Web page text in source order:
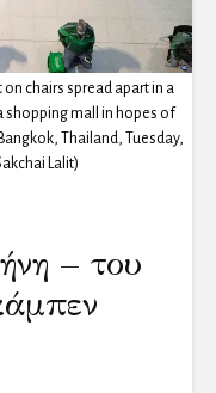
chairs spread apart in a
shopping mall in hopes of
Thailand, Tuesday,
Lalit)
– του